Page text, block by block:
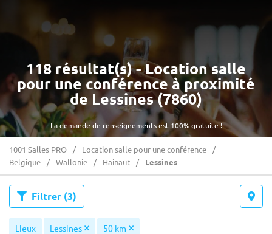
La demande de renseignements est 100% gratuite !
118 résultat(s) - Location salle
pour une conférence à proximité
de Lessines (7860)
1001 Salles PRO
Location salle pour une conférence
Belgique
Wallonie Hainaut Lessines
Filtrer (3)
Lieux Lessines 50 km